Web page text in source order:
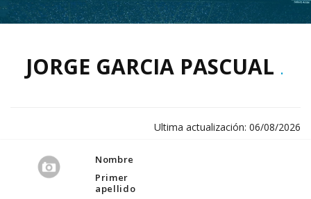
JORGE GARCIA PASCUAL .
Ultima actualización: 06/08/2026
Nombre
Primer
apellido